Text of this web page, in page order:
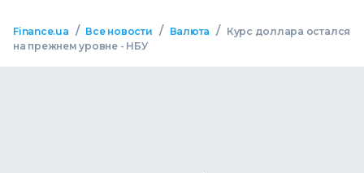
Finance.ua / Все новости / Валюта /
Курс доллара остался
на прежнем уровне - НБУ